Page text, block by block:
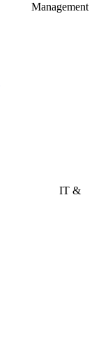
Management
IT &